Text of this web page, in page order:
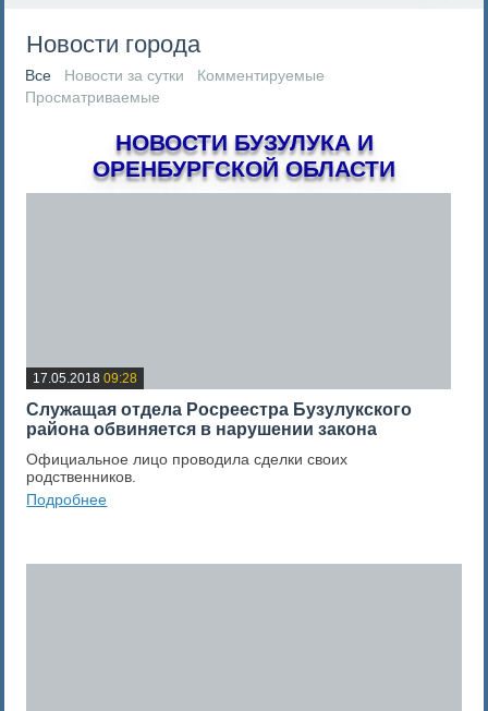
Новости города
Все Новости за сутки
Комментируемые
Просматриваемые
НОВОСТИ БУЗУЛУКА И
ОРЕНБУРГСКОЙ ОБЛАСТИ
17.05.2018 09:28
Служащая отдела Росреестра Бузулукского
района обвиняется в нарушении закона
Официальное лицо проводила сделки своих
родственников.
Подробнее